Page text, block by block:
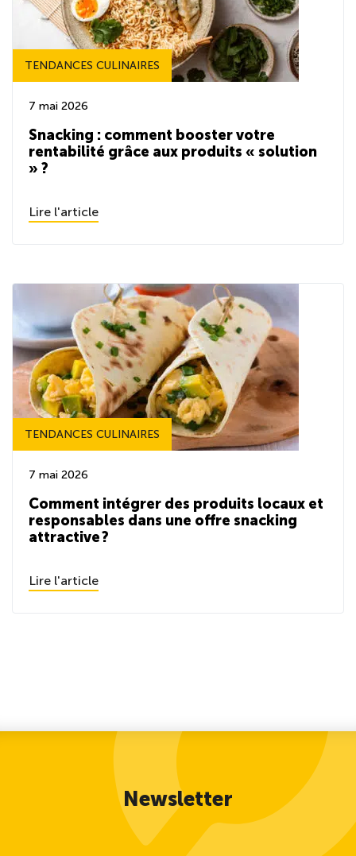
TENDANCES CULINAIRES
7 mai 2026
Snacking : comment booster votre
rentabilité grâce aux produits « solution
» ?
Lire l'article
TENDANCES CULINAIRES
7 mai 2026
Comment intégrer des produits locaux et
responsables dans une offre snacking
attractive ?
Lire l'article
Newsletter